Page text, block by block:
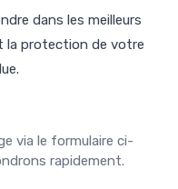
dans les meilleurs
la protection de votre
via le formulaire ci-
rapidement.